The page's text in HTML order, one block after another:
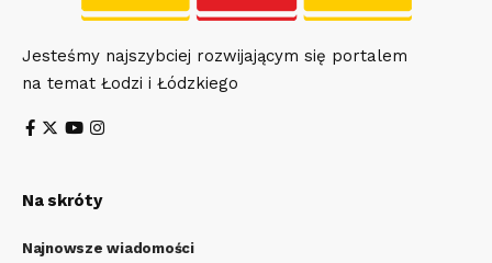
Jesteśmy najszybciej rozwijającym się portalem
na temat Łodzi i Łódzkiego
Na skróty
Najnowsze wiadomości